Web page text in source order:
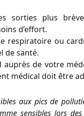
sorties plus
d’effort.
respiratoire ou
de santé.
auprès de votre
médical doit être
aux pics de
sensibles lors